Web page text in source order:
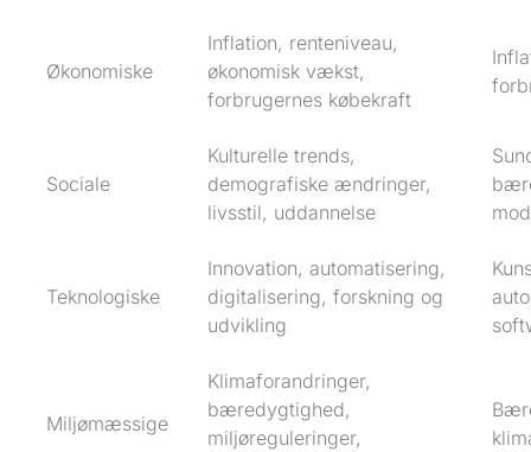
Økonomiske
Inflation, renteniveau,
økonomisk vækst,
forbrugernes købekraft
Sociale
Kulturelle trends,
demografiske ændringer,
livsstil, uddannelse
Teknologiske
Innovation, automatisering,
digitalisering, forskning og
udvikling
Miljømæssige
Klimaforandringer,
bæredygtighed,
miljøreguleringer,